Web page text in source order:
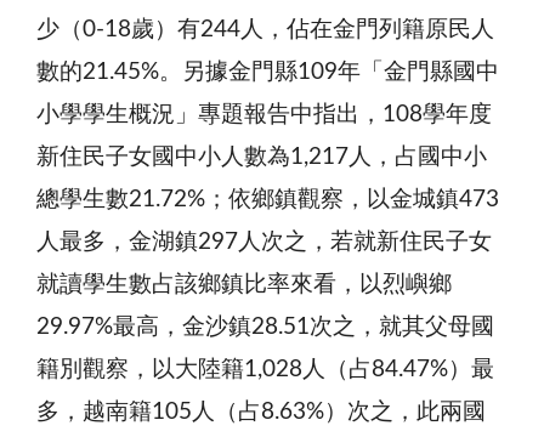
少（0-18歲）有244人，佔在金門列籍原民人
數的21.45%。另據金門縣109年「金門縣國中
小學學生概況」專題報告中指出，108學年度
新住民子女國中小人數為1,217人，占國中小
總學生數21.72%；依鄉鎮觀察，以金城鎮473
人最多，金湖鎮297人次之，若就新住民子女
就讀學生數占該鄉鎮比率來看，以烈嶼鄉
29.97%最高，金沙鎮28.51次之，就其父母國
籍別觀察，以大陸籍1,028人（占84.47%）最
多，越南籍105人（占8.63%）次之，此兩國